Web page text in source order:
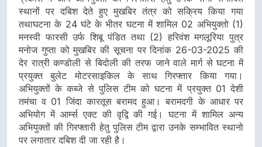
स्थानों पर दबिश देते हुए मुखबिर तंत्र को सक्रिय किया गया
तथाघटना के 24 घंटे के भीतर घटना में शामिल 02 अभियुक्तो (1)
मनस्वी फारसी उर्फ शिबू पंडित तथा (2) हरिवंश मगलूरिया पुत्र
मनोज गुप्ता को मुखबिर की सूचना पर दिनांक 26-03-2025 की
देर रात्री कण्डोली से बिदोली की तरफ जाने वाले मार्ग से घटना में
प्रयुक्त बुलेट मोटरसाइकिल के साथ गिरफ्तार किया गया।
अभियुक्तों के कब्जे से पुलिस टीम को घटना में प्रयुक्त 01 देशी
तमंचा व 01 जिंदा कारतूस बरामद हुआ। बरामदगी के आधार पर
अभियोग में आर्म्स एक्ट की वृद्वि की गई। घटना में शामिल अन्य
अभियुक्तों की गिरफ्तारी हेतु पुलिस टीम द्वारा उनके सम्भावित स्थानो
पर लगातार दबिश दी जा रही है।